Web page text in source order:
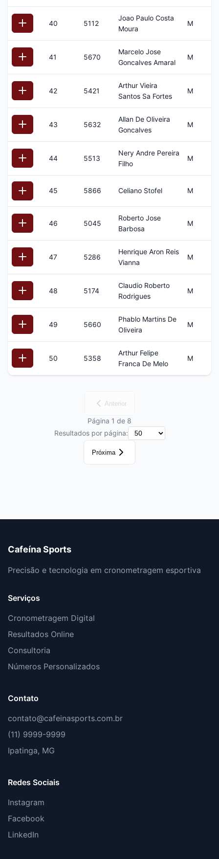
40 5112
Joao Paulo Costa
Moura
M
41 5670
Marcelo Jose
Goncalves Amaral
M
42 5421
Arthur Vieira
Santos Sa Fortes
M
43 5632
Allan De Oliveira
Goncalves
M
44 5513
Nery Andre Pereira
Filho
M
45 5866 Celiano Stofel M
46 5045
Roberto Jose
Barbosa
M
47 5286
Henrique Aron Reis
Vianna
M
48 5174
Claudio Roberto
Rodrigues
M
49 5660
Phablo Martins De
Oliveira
M
50 5358
Arthur Felipe
Franca De Melo
M
Anterior
Página 1 de 8
Resultados por página:
Próxima
Cafeína Sports
Precisão e tecnologia em cronometragem esportiva
Serviços
Cronometragem Digital
Resultados Online
Consultoria
Números Personalizados
Contato
contato@cafeinasports.com.br
(11) 9999-9999
Ipatinga, MG
Redes Sociais
Instagram
Facebook
LinkedIn